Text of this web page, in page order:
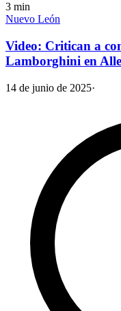
3 min
Nuevo León
Video: Critican a
Lamborghini en
14 de junio de 2025·